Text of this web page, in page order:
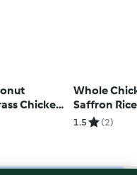
Chicken
Whole
Saffron
Steamed
1.5 (2)